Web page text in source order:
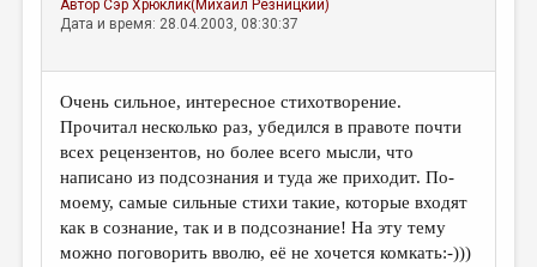
АвторСэр Хрюклик(Михаил Резницкий)
Дата и время: 28.04.2003, 08:30:37
Очень сильное, интересное стихотворение.
Прочитал несколько раз, убедился в правоте почти
всех рецензентов, но более всего мысли, что
написано из подсознания и туда же приходит. По-
моему, самые сильные стихи такие, которые входят
как в сознание, так и в подсознание! На эту тему
можно поговорить вволю, её не хочется комкать:-)))